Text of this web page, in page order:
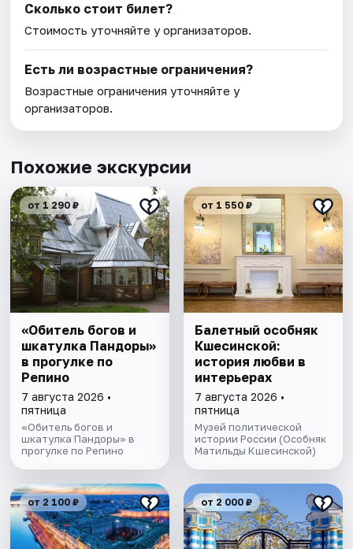
Сколько стоит билет?
Стоимость уточняйте у организаторов.
Есть ли возрастные ограничения?
Возрастные ограничения уточняйте у
организаторов.
Похожие экскурсии
от 1 290 ₽
«Обитель богов и
шкатулка Пандоры»
в прогулке по
Репино
7 августа 2026 •
пятница
«Обитель богов и
шкатулка Пандоры» в
прогулке по Репино
от 1 550 ₽
Балетный особняк
Кшесинской:
история любви в
интерьерах
7 августа 2026 •
пятница
Музей политической
истории России (Особняк
Матильды Кшесинской)
от 2 100 ₽ от 2 000 ₽